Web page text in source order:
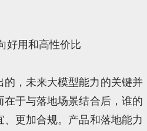
好用和高性价比
的，未来大模型能力的关键并
于与落地场景结合后，谁的
更加合规。产品和落地能力